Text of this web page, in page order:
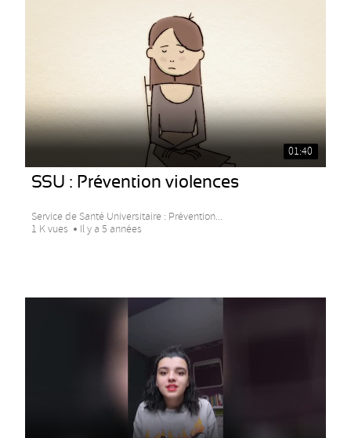
01:40
SSU : Prévention violences
Service de Santé Universitaire : Prévention...
1 K vues
Il y a 5 années